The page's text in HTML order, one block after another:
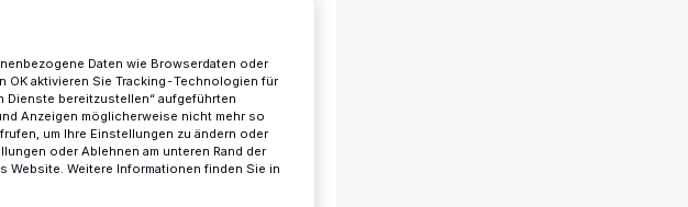
Daten wie Browserdaten oder
OK aktivieren Sie Tracking-Technologien für
Dienste bereitzustellen“ aufgeführten
Anzeigen möglicherweise nicht mehr so
um Ihre Einstellungen zu ändern oder
oder Ablehnen am unteren Rand der
Website. Weitere Informationen finden Sie in